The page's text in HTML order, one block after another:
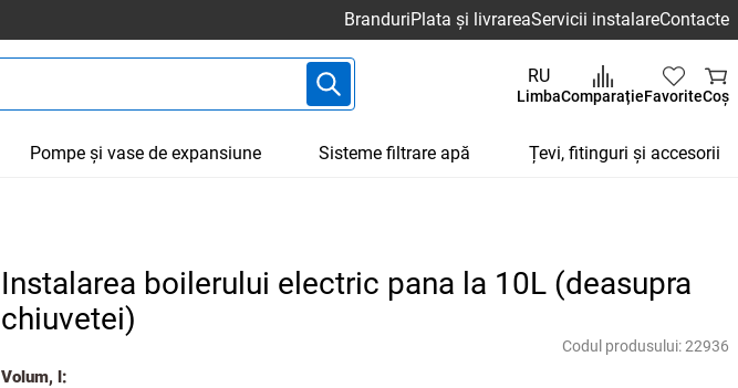
BranduriPlata și livrareaServicii instalareContacte
RU
LimbaComparațieFavoriteCoș
Pompe și vase de expansiune Sisteme filtrare apă Țevi, fitinguri și accesorii
Instalarea boilerului electric pana la 10L (deasupra
chiuvetei)
Codul produsului:22936
Volum, l: